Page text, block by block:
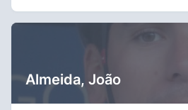
Almeida, João